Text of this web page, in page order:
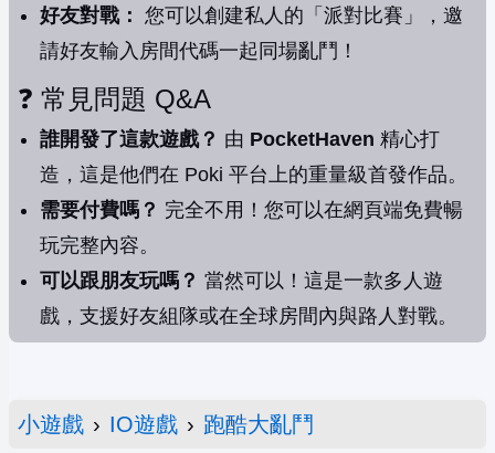
好友對戰： 您可以創建私人的「派對比賽」，邀
請好友輸入房間代碼一起同場亂鬥！
❓ 常見問題 Q&A
誰開發了這款遊戲？ 由 PocketHaven 精心打
造，這是他們在 Poki 平台上的重量級首發作品。
需要付費嗎？ 完全不用！您可以在網頁端免費暢
玩完整內容。
可以跟朋友玩嗎？ 當然可以！這是一款多人遊
戲，支援好友組隊或在全球房間內與路人對戰。
小遊戲 › IO遊戲 › 跑酷大亂鬥